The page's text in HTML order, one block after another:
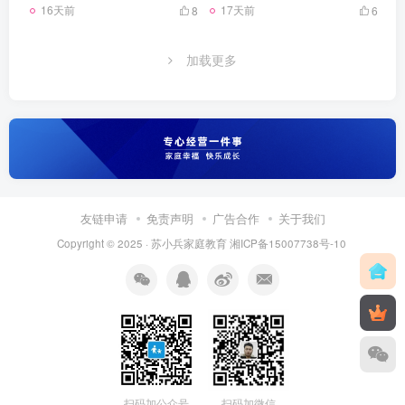
16天前 8 17天前 6
加载更多
友链申请 免责声明 广告合作 关于我们
Copyright © 2025 · 苏小兵家庭教育 湘ICP备15007738号-10